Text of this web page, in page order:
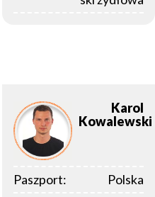
Karol
Kowalewski
Paszport:
Polska